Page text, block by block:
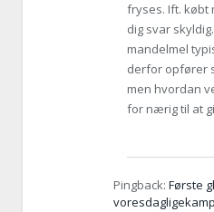
fryses. Ift. købt
dig svar
mandelmel
derfor opfører
men hvordan
for nærig til at
Pingback: Første